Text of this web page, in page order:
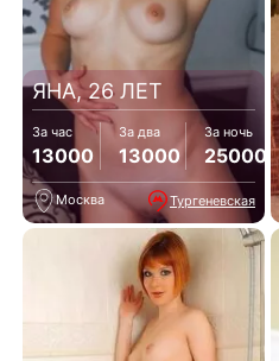
ЯНА, 26 ЛЕТ
За час
13000
За два
13000
За ночь
25000
Москва Тургеневская